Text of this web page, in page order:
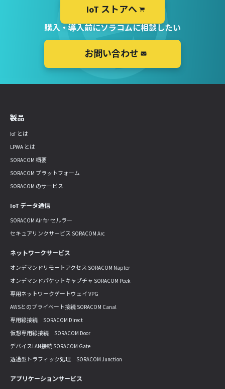
IoT ストアへ
購入・導入前にソラコムに相談したい
お問い合わせ
製品
IoT とは
LPWA とは
SORACOM 概要
SORACOM プラットフォーム
SORACOM のサービス
IoT データ通信
SORACOM Air for セルラー
セキュアリンクサービス SORACOM Arc
ネットワークサービス
オンデマンドリモートアクセス SORACOM Napter
オンデマンドパケットキャプチャ SORACOM Peek
専用ネットワークゲートウェイ VPG
AWSとのプライベート接続 SORACOM Canal
専用線接続 SORACOM Direct
仮想専用線接続 SORACOM Door
デバイスLAN接続 SORACOM Gate
透過型トラフィック処理 SORACOM Junction
アプリケーションサービス